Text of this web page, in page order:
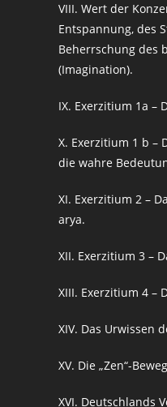
VIII. Wert der
Entspannung, des
Beherrschung des
(Imagination).
IX. Exerzitium 1a –
X. Exerzitium 1 b –
die wahre
XI. Exerzitium 2 –
arya.
XII. Exerzitium 3 –
XIII. Exerzitium 4 –
XIV. Das Urwissen
XV. Die „Zen“-
XVI. Deutschlands